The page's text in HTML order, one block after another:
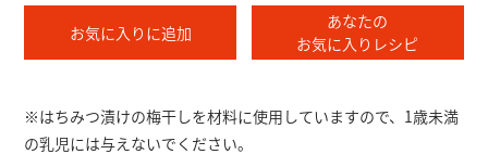
お気に入りに追加
あなたの
お気に入りレシピ
※はちみつ漬けの梅干しを材料に使⽤していますので、1歳未満
の乳児には与えないでください。